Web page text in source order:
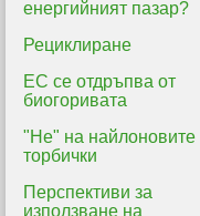
енергийният пазар?
Рециклиране
ЕС се отдръпва от
биогоривата
"Не" на найлоновите
торбички
Перспективи за
използване на